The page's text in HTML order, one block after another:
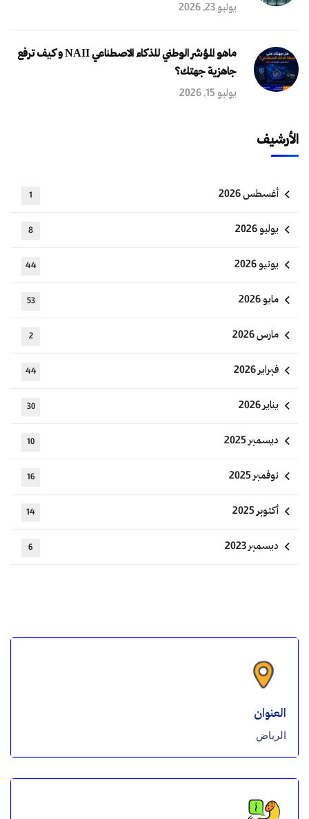
يوليو 23, 2026
ماهو المؤشر الوطني للذكاء الاصطناعي NAII و كيف ترفع
جاهزية جهتك؟
يوليو 15, 2026
الأرشيف
أغسطس 2026 1
يوليو 2026 8
يونيو 2026 44
مايو 2026 53
مارس 2026 2
فبراير 2026 44
يناير 2026 30
ديسمبر 2025 10
نوفمبر 2025 16
أكتوبر 2025 14
ديسمبر 2023 6
العنوان
الرياض